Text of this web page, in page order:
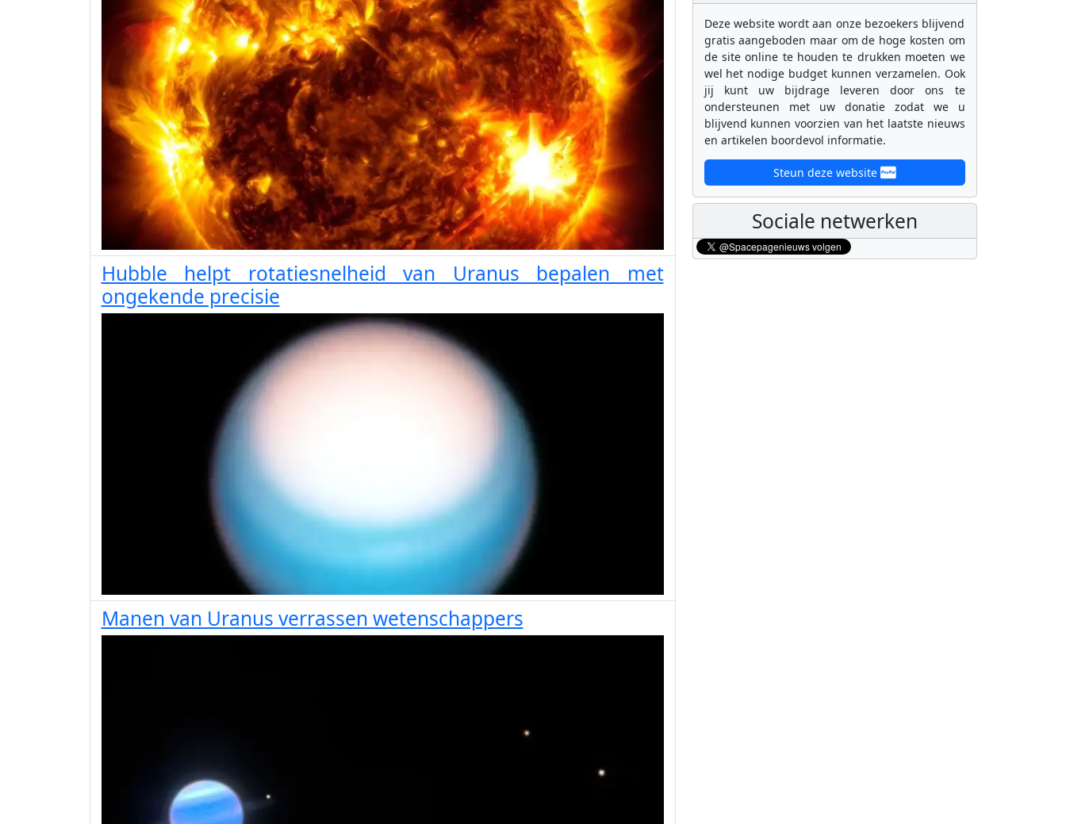
Hubble helpt rotatiesnelheid van Uranus bepalen met
ongekende precisie
Manen van Uranus verrassen wetenschappers
Deze website wordt aan onze bezoekers blijvend
gratis aangeboden maar om de hoge kosten om
de site online te houden te drukken moeten we
wel het nodige budget kunnen verzamelen. Ook
jij kunt uw bijdrage leveren door ons te
ondersteunen met uw donatie zodat we u
blijvend kunnen voorzien van het laatste nieuws
en artikelen boordevol informatie.
Steun deze website
Sociale netwerken